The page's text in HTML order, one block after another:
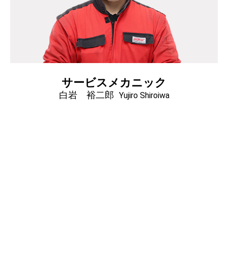
サービスメカニック
白岩 裕二郎 Yujiro Shiroiwa